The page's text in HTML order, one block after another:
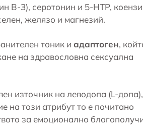
B-3), серотонин и 5-HTP,
желязо и магнезий.
тоник и адаптоген,
на здравословна сексуална
източник на леводопа (L-допа),
на този атрибут то е почитано
за емоционално